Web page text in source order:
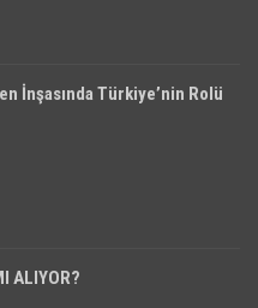
İnşasında Türkiye’nin Rolü
ALIYOR?